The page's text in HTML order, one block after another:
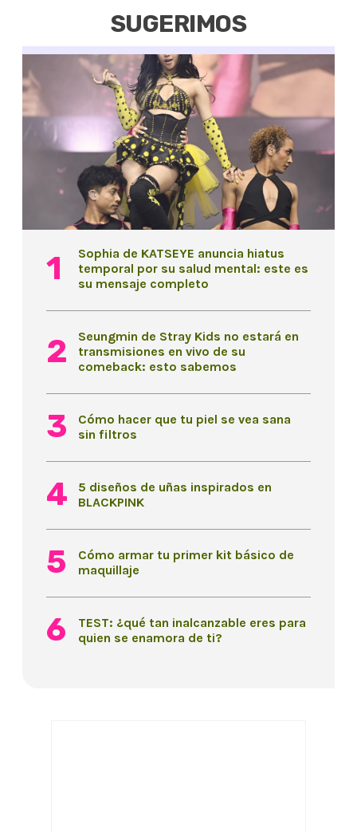
SUGERIMOS
Sophia de KATSEYE anuncia hiatus
temporal por su salud mental: este es
su mensaje completo
Seungmin de Stray Kids no estará en
transmisiones en vivo de su
comeback: esto sabemos
Cómo hacer que tu piel se vea sana
sin filtros
5 diseños de uñas inspirados en
BLACKPINK
Cómo armar tu primer kit básico de
maquillaje
TEST: ¿qué tan inalcanzable eres para
quien se enamora de ti?